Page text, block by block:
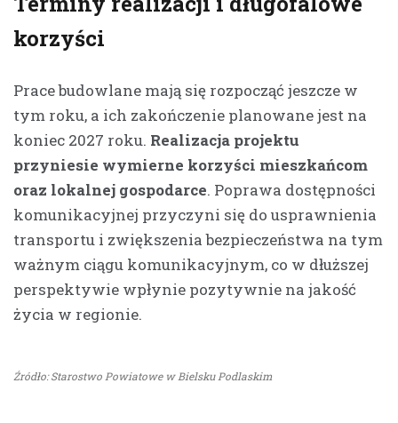
korzyści
Prace budowlane mają się rozpocząć jeszcze w
tym roku, a ich zakończenie planowane jest na
koniec 2027 roku. Realizacja projektu
przyniesie wymierne korzyści mieszkańcom
oraz lokalnej gospodarce. Poprawa dostępności
komunikacyjnej przyczyni się do usprawnienia
transportu i zwiększenia bezpieczeństwa na tym
ważnym ciągu komunikacyjnym, co w dłuższej
perspektywie wpłynie pozytywnie na jakość
życia w regionie.
Źródło: Starostwo Powiatowe w Bielsku Podlaskim